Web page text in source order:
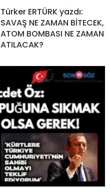
Türker ERTÜRK yazdı:
SAVAŞ NE ZAMAN BİTECEK,
ATOM BOMBASI NE ZAMAN
ATILACAK?